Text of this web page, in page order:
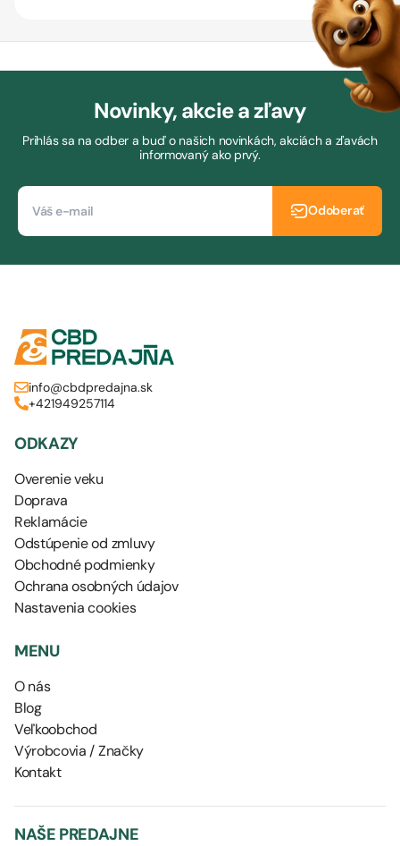
Novinky, akcie a zľavy
Prihlás sa na odber a buď o našich novinkách, akciách a zľavách
informovaný ako prvý.
Odoberať
info@cbdpredajna.sk
+421949257114
ODKAZY
Overenie veku
Doprava
Reklamácie
Odstúpenie od zmluvy
Obchodné podmienky
Ochrana osobných údajov
Nastavenia cookies
MENU
O nás
Blog
Veľkoobchod
Výrobcovia / Značky
Kontakt
NAŠE PREDAJNE